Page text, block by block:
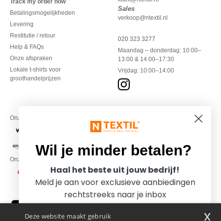
Track my order now
Betalingsmogelijkheden
Levering
Restitutie / retour
Help & FAQs
Onze afspraken
Lokale t-shirts voor
groothandelprijzen
Sales
verkoop@ntextil.nl
020 323 3277
Maandag – donderdag: 10:00–
13:00 & 14:00–17:30
Vrijdag: 10:00–14:00
Onze financiële partners
Onze transporteurs
Deze website maakt gebruik x
Wil je minder betalen?
Haal het beste uit jouw bedrijf!
Meld je aan voor exclusieve aanbiedingen
rechtstreeks naar je inbox